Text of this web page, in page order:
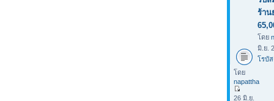
ร้าน
โดย
มิ.ย.
โรบั
โดย
napattha
26 มิ.ย.